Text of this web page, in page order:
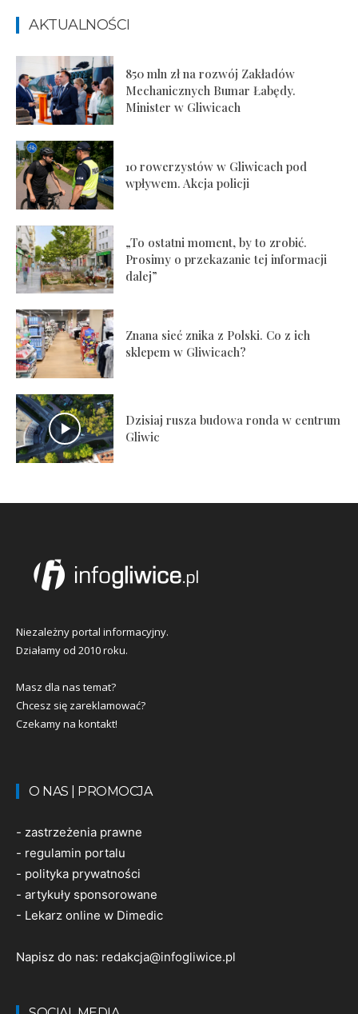
AKTUALNOŚCI
850 mln zł na rozwój Zakładów
Mechanicznych Bumar Łabędy.
Minister w Gliwicach
10 rowerzystów w Gliwicach pod
wpływem. Akcja policji
„To ostatni moment, by to zrobić.
Prosimy o przekazanie tej informacji
dalej”
Znana sieć znika z Polski. Co z ich
sklepem w Gliwicach?
Dzisiaj rusza budowa ronda w centrum
Gliwic
Niezależny portal informacyjny.
Działamy od 2010 roku.
Masz dla nas temat?
Chcesz się zareklamować?
Czekamy na kontakt!
O NAS | PROMOCJA
- zastrzeżenia prawne
- regulamin portalu
- polityka prywatności
- artykuły sponsorowane
- Lekarz online w Dimedic
Napisz do nas: redakcja@infogliwice.pl